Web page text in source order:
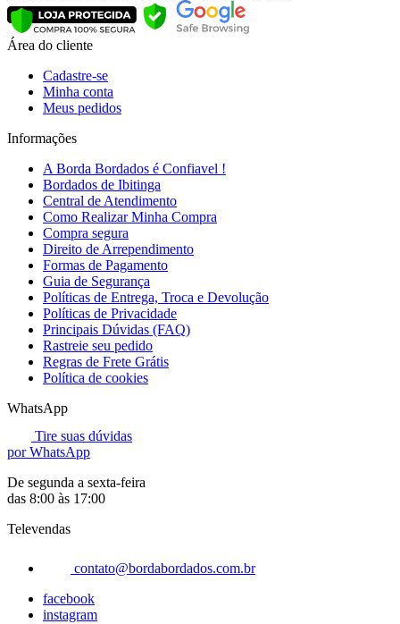
Área do cliente
Cadastre-se
Minha conta
Meus pedidos
Informações
A Borda Bordados é Confiavel !
Bordados de Ibitinga
Central de Atendimento
Como Realizar Minha Compra
Compra segura
Direito de Arrependimento
Formas de Pagamento
Guia de Segurança
Políticas de Entrega, Troca e Devolução
Políticas de Privacidade
Principais Dúvidas (FAQ)
Rastreie seu pedido
Regras de Frete Grátis
Política de cookies
WhatsApp
Tire suas dúvidas
por WhatsApp
De segunda a sexta-feira
das 8:00 às 17:00
Televendas
contato@bordabordados.com.br
facebook
instagram